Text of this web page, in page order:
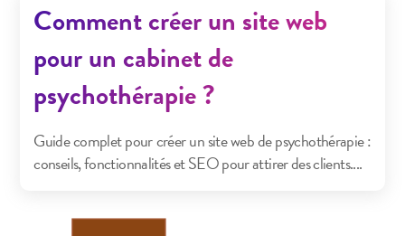
Comment créer un site web
pour un cabinet de
psychothérapie ?
Guide complet pour créer un site web de psychothérapie :
conseils, fonctionnalités et SEO pour attirer des clients....